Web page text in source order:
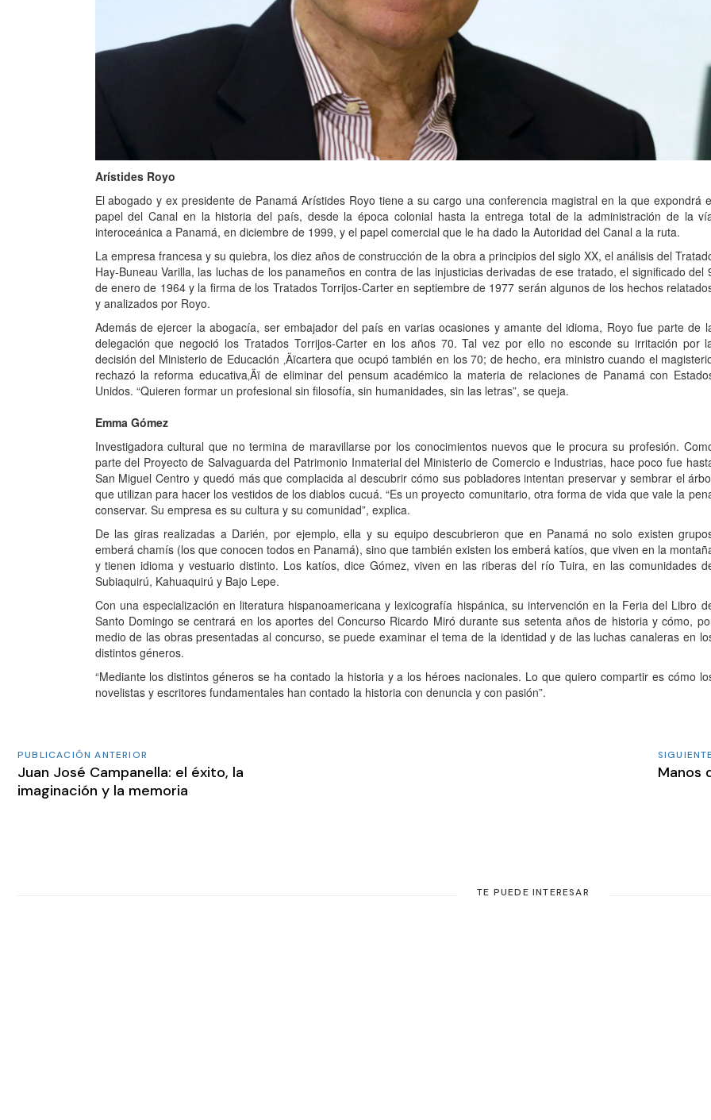
Arístides Royo
El abogado y ex presidente de Panamá Arístides Royo tiene a su cargo una conferencia magistral en la que expondrá
papel del Canal en la historia del país, desde la época colonial hasta la entrega total de la administración de la
interoceánica a Panamá, en diciembre de 1999, y el papel comercial que le ha dado la Autoridad del Canal a la ruta.
La empresa francesa y su quiebra, los diez años de construcción de la obra a principios del siglo XX, el análisis del
Hay-Buneau Varilla, las luchas de los panameños en contra de las injusticias derivadas de ese tratado, el significado del
de enero de 1964 y la firma de los Tratados Torrijos-Carter en septiembre de 1977 serán algunos de los hechos
y analizados por Royo.
Además de ejercer la abogacía, ser embajador del país en varias ocasiones y amante del idioma, Royo fue parte de
delegación que negoció los Tratados Torrijos-Carter en los años 70. Tal vez por ello no esconde su irritación por
decisión del Ministerio de Educación ‚Äïcartera que ocupó también en los 70; de hecho, era ministro cuando el
rechazó la reforma educativa‚Äï de eliminar del pensum académico la materia de relaciones de Panamá con
Unidos. “Quieren formar un profesional sin filosofía, sin humanidades, sin las letras”, se queja.
Emma Gómez
Investigadora cultural que no termina de maravillarse por los conocimientos nuevos que le procura su profesión.
parte del Proyecto de Salvaguarda del Patrimonio Inmaterial del Ministerio de Comercio e Industrias, hace poco fue
San Miguel Centro y quedó más que complacida al descubrir cómo sus pobladores intentan preservar y sembrar el
que utilizan para hacer los vestidos de los diablos cucuá. “Es un proyecto comunitario, otra forma de vida que vale la
conservar. Su empresa es su cultura y su comunidad”, explica.
De las giras realizadas a Darién, por ejemplo, ella y su equipo descubrieron que en Panamá no solo existen
emberá chamís (los que conocen todos en Panamá), sino que también existen los emberá katíos, que viven en la
y tienen idioma y vestuario distinto. Los katíos, dice Gómez, viven en las riberas del río Tuira, en las comunidades
Subiaquirú, Kahuaquirú y Bajo Lepe.
Con una especialización en literatura hispanoamericana y lexicografía hispánica, su intervención en la Feria del Libro
Santo Domingo se centrará en los aportes del Concurso Ricardo Miró durante sus setenta años de historia y cómo,
medio de las obras presentadas al concurso, se puede examinar el tema de la identidad y de las luchas canaleras en
distintos géneros.
“Mediante los distintos géneros se ha contado la historia y a los héroes nacionales. Lo que quiero compartir es cómo
novelistas y escritores fundamentales han contado la historia con denuncia y con pasión”.
PUBLICACIÓN ANTERIOR
Juan José Campanella: el éxito, la
imaginación y la memoria
Manos
TE PUEDE INTERESAR